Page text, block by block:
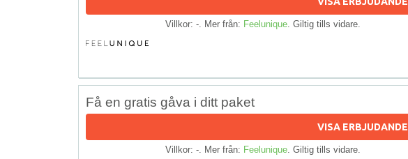
Villkor: -. Mer från: Feelunique . Giltig tills vidare.
Få en gratis gåva i ditt paket
VISA ERBJUDANDE
Villkor: -. Mer från: Feelunique . Giltig tills vidare.